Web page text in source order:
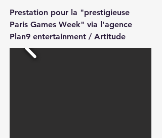
Prestation pour la "prestigieuse
Paris Games Week" via l'agence
Plan9 entertainment / Artitude